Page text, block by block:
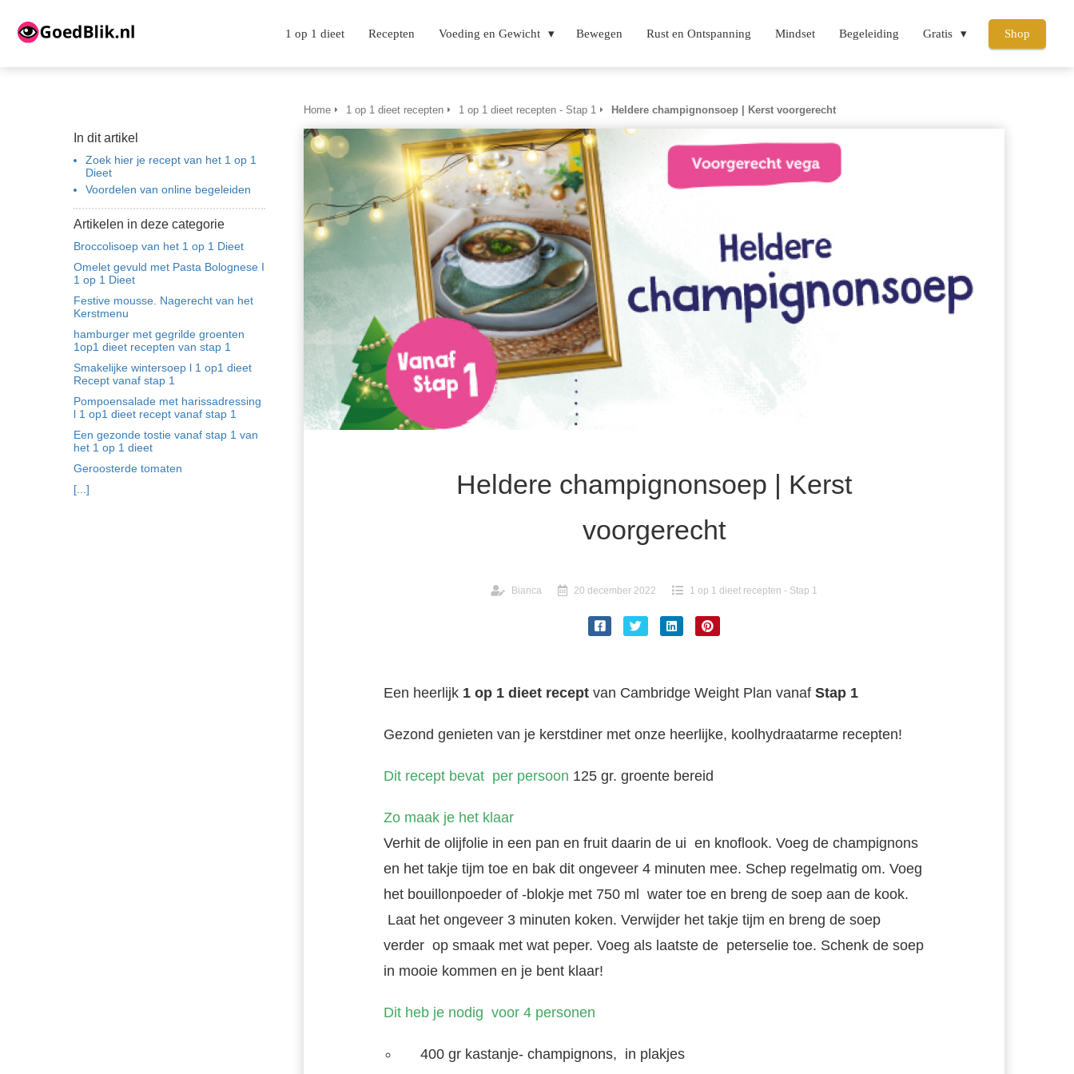
1 op 1 dieet Recepten Voeding en Gewicht Bewegen Rust en Ontspanning Mindset Begeleiding Gratis Shop
In dit artikel
Zoek hier je recept van het 1 op 1
Dieet
Voordelen van online begeleiden
Artikelen in deze categorie
Broccolisoep van het 1 op 1 Dieet
Omelet gevuld met Pasta Bolognese I
1 op 1 Dieet
Festive mousse. Nagerecht van het
Kerstmenu
hamburger met gegrilde groenten
1op1 dieet recepten van stap 1
Smakelijke wintersoep l 1 op1 dieet
Recept vanaf stap 1
Pompoensalade met harissadressing
l 1 op1 dieet recept vanaf stap 1
Een gezonde tostie vanaf stap 1 van
het 1 op 1 dieet
Geroosterde tomaten
[...]
Home 1 op 1 dieet recepten 1 op 1 dieet recepten - Stap 1 Heldere champignonsoep | Kerst voorgerecht
Heldere champignonsoep | Kerst
voorgerecht
Bianca 20 december 2022 1 op 1 dieet recepten - Stap 1
Een heerlijk 1 op 1 dieet receptvan Cambridge Weight Plan vanaf Stap 1
Gezond genieten van je kerstdiner met onze heerlijke, koolhydraatarme recepten!
Dit recept bevat per persoon 125 gr. groente bereid
Zo maak je het klaar
Verhit de olijfolie in een pan en fruit daarin de ui en knoflook. Voeg de champignons
en het takje tijm toe en bak dit ongeveer 4 minuten mee. Schep regelmatig om. Voeg
het bouillonpoeder of -blokje met 750 ml water toe en breng de soep aan de kook.
Laat het ongeveer 3 minuten koken. Verwijder het takje tijm en breng de soep
verder op smaak met wat peper. Voeg als laatste de peterselie toe. Schenk de soep
in mooie kommen en je bent klaar!
Dit heb je nodig voor 4 personen
400 gr kastanje- champignons, in plakjes
te
gedrag van een
gebruikt
bezoekers te
Hierdoor
website-
relevante
tonen
op het
van deze